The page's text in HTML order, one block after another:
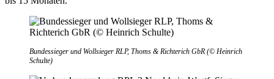
Bundessieger und Wollsieger RLP, Thoms & Richterich GbR (© Heinrich
Schulte)